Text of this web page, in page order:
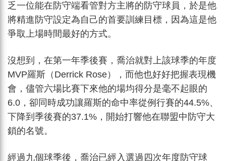
乏一位能在防守端看管對方主將的防守球員，於是他
將精進防守設定為自己的首要訓練目標，因為這是他
爭取上場時間最好的方式。
沒想到，在第一年季後賽，喬治就對上該球季的年度
MVP羅斯（Derrick Rose），而他也好好把握表現機
會，儘管六場比賽下來他的場均得分是毫不起眼的
6.0，卻同時成功讓羅斯的命中率從例行賽的44.5%、
下降到季後賽的37.1%，開始打響他在聯盟中防守大
鎖的名號。
經過九個球季後，喬治已經入選過四次年度防守球